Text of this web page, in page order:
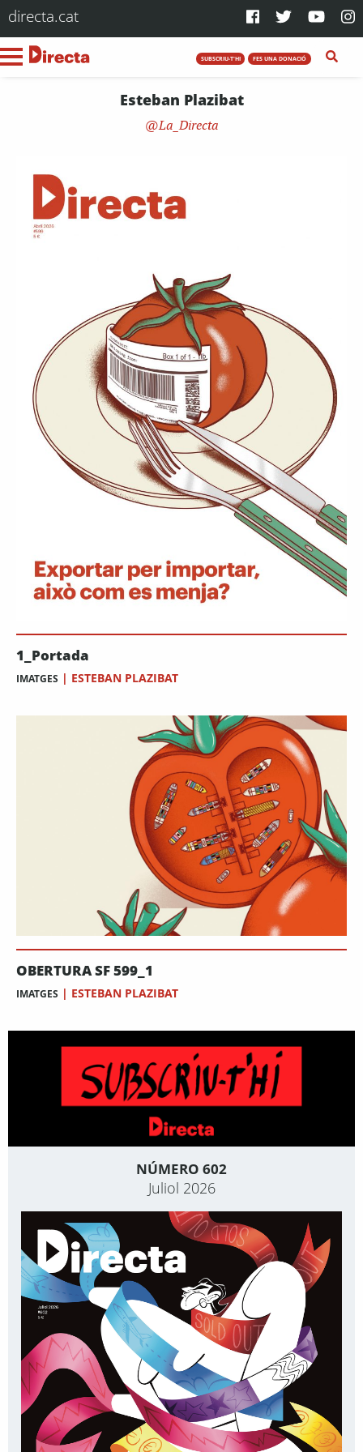
directa.cat
SUBSCRIU-T'HI FES UNA DONACIÓ
Esteban Plazibat
La_Directa
1_Portada
IMATGES | ESTEBAN PLAZIBAT
OBERTURA SF 599_1
IMATGES | ESTEBAN PLAZIBAT
NÚMERO 602
Juliol 2026